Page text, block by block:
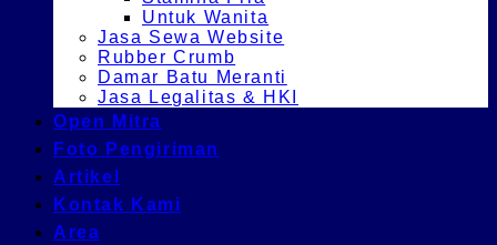
Untuk Wanita
Jasa Sewa Website
Rubber Crumb
Damar Batu Meranti
Jasa Legalitas & HKI
Open Mitra
Foto Pengiriman
Artikel
Kontak Kami
Area